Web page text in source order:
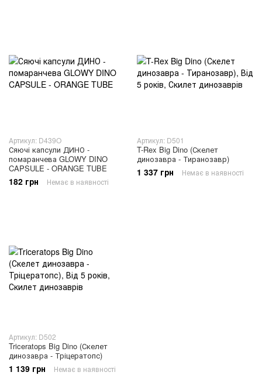
Артикул: D439O
Сяючі капсули ДИНО -
помаранчева GLOWY DINO
CAPSULE - ORANGE TUBE
182 грн Немає в наявності
Артикул: D501
T-Rex Big Dino (Скелет
динозавра - Тиранозавр)
1 337 грн Немає в наявності
Артикул: D502
Triceratops Big Dino (Скелет
динозавра - Тріцератопс)
1 139 грн Немає в наявності